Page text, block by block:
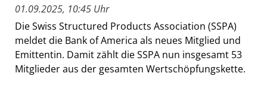
01.09.2025, 10:45 Uhr
Die Swiss Structured Products Association (SSPA)
meldet die Bank of America als neues Mitglied und
Emittentin. Damit zählt die SSPA nun insgesamt 53
Mitglieder aus der gesamten Wertschöpfungskette.